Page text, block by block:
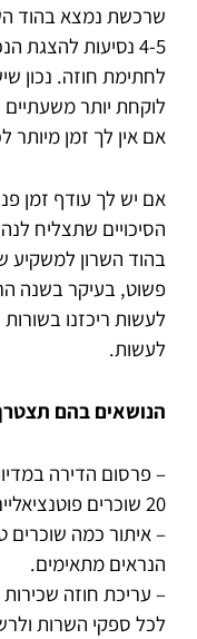
שרכשת נמצא בהוד
4-5 נסיעות להצגת
לחתימת חוזה. נכון
לוקחת יותר
אם אין לך זמן מיותר
אם יש לך עודף זמן
הסיכויים שתצליח
בהוד השרון למשקיע
פשוט, בעיקר בשנה
לעשות ריכזנו
לעשות.
הנושאים בהם
– פרסום הדירה
20 שוכרים פוטנציאליים.
– איתור כמה שוכרים
הנראים מתאימים.
– עריכת חוזה
לכל ספקי השרות